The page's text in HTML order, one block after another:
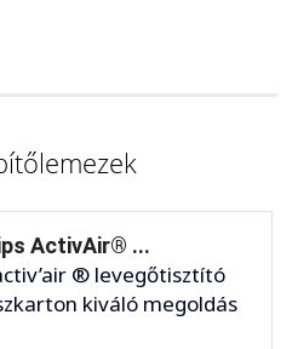
ActivAir® ...
® levegőtisztító
kiváló megoldás